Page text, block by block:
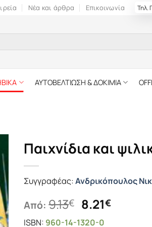
Νέα και άρθρα Επικοινωνία Τηλ.
ΑΥΤΟΒΕΛΤΙΩΣΗ & ΔΟΚΙΜΙΑ
Παιχνίδια και
Συγγραφέας:Ανδρικόπουλος
Από:9.13€ Original
price
8.21€Η
ISBN: 960-14-1320-0